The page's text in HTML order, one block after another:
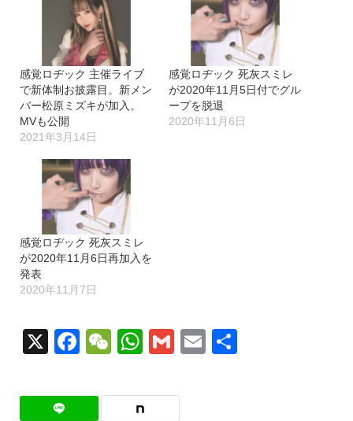
感覚ロヂック 主催ライブ
で新体制お披露目。新メン
バー松原ミズキが加入。
MVも公開
2021年3月14日
感覚ロヂック 死灰スミレ
が2020年11月5日付でグル
ープを脱退
2020年11月6日
感覚ロヂック 死灰スミレ
が2020年11月6日再加入を
発表
2020年11月7日
X Facebook
WeChat
WhatsApp
GmailEmail